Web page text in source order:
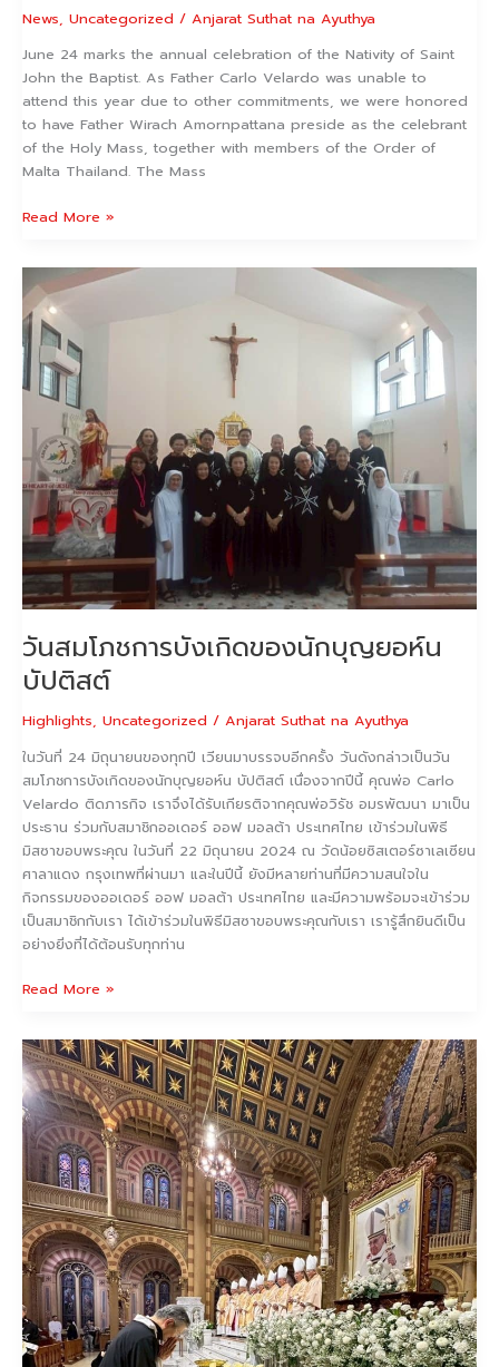
News, Uncategorized / Anjarat Suthat na Ayuthya
June 24 marks the annual celebration of the Nativity of Saint
John the Baptist. As Father Carlo Velardo was unable to
attend this year due to other commitments, we were honored
to have Father Wirach Amornpattana preside as the celebrant
of the Holy Mass, together with members of the Order of
Malta Thailand. The Mass
Read More »
วันสมโภชการบังเกิดของนักบุญยอห์น
บัปติสต์
Highlights, Uncategorized / Anjarat Suthat na Ayuthya
ในวันที่ 24 มิถุนายนของทุกปี เวียนมาบรรจบอีกครั้ง วันดังกล่าวเป็นวัน
สมโภชการบังเกิดของนักบุญยอห์น บัปติสต์ เนื่องจากปีนี้ คุณพ่อ Carlo
Velardo ติดภารกิจ เราจึงได้รับเกียรติจากคุณพ่อวิรัช อมรพัฒนา มาเป็น
ประธาน ร่วมกับสมาชิกออเดอร์ ออฟ มอลต้า ประเทศไทย เข้าร่วมในพิธี
มิสซาขอบพระคุณ ในวันที่ 22 มิถุนายน 2024 ณ วัดน้อยซิสเตอร์ซาเลเซียน
ศาลาแดง กรุงเทพที่ผ่านมา และในปีนี้ ยังมีหลายท่านที่มีความสนใจใน
กิจกรรมของออเดอร์ ออฟ มอลต้า ประเทศไทย และมีความพร้อมจะเข้าร่วม
เป็นสมาชิกกับเรา ได้เข้าร่วมในพิธีมิสซาขอบพระคุณกับเรา เรารู้สึกยินดีเป็น
อย่างยิ่งที่ได้ต้อนรับทุกท่าน
วัน
สมโภช
การ
บังเกิด
ของ
นัก
ยอห์น
บัป
ติ
สต์
Read More »
The
Holy
Mass
for
the
repose
of
the
soul
of
His
Holiness
Pope
Francis